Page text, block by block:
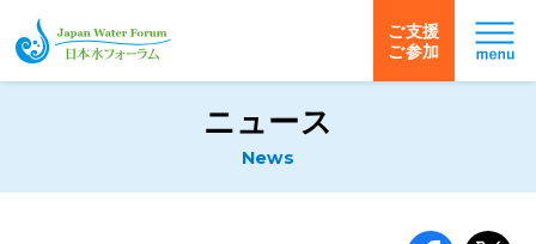
日本水フォーラム
ご支援
ご参加
ニュース
News